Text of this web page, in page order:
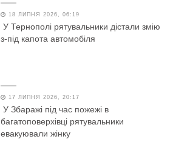
18 ЛИПНЯ 2026, 06:19
У Тернополі рятувальники дістали змію
з-під капота автомобіля
17 ЛИПНЯ 2026, 20:17
У Збаражі під час пожежі в
багатоповерхівці рятувальники
евакуювали жінку